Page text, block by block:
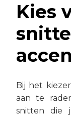
Kies
Bij het
aan te
snitten die